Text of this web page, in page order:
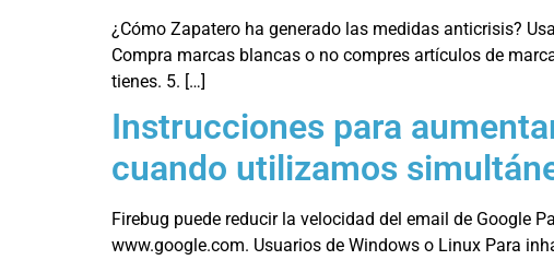
¿Cómo Zapatero ha generado las medidas anticrisis?
Compra marcas blancas o no compres artículos de
tienes. 5. […]
Instrucciones para
cuando utilizamos
Firebug puede reducir la velocidad del email de Google
www.google.com. Usuarios de Windows o Linux Para